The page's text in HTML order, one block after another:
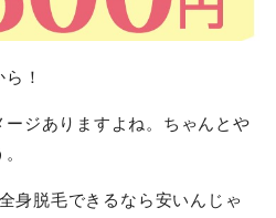
！
ジありますよね。ちゃんとや
身脱毛できるなら安いんじゃ